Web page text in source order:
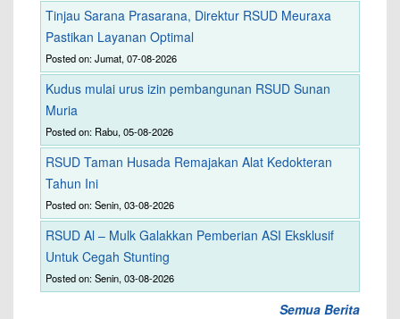
Tinjau Sarana Prasarana, Direktur RSUD Meuraxa
Pastikan Layanan Optimal
Posted on: Jumat, 07-08-2026
Kudus mulai urus izin pembangunan RSUD Sunan
Muria
Posted on: Rabu, 05-08-2026
RSUD Taman Husada Remajakan Alat Kedokteran
Tahun Ini
Posted on: Senin, 03-08-2026
RSUD Al – Mulk Galakkan Pemberian ASI Eksklusif
Untuk Cegah Stunting
Posted on: Senin, 03-08-2026
Semua Berita